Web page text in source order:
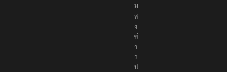
ม
ส่
ง
ข่
า
ว
ป